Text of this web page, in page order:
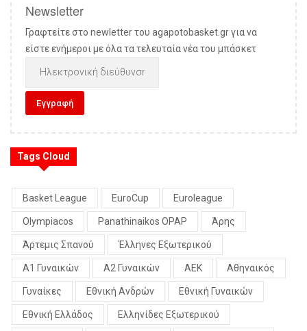
Newsletter
Γραφτείτε στο newletter του agapotobasket.gr για να
είστε ενήμεροι με όλα τα τελευταία νέα του μπάσκετ
Tags Cloud
Basket League EuroCup Euroleague
Olympiacos Panathinaikos OPAP Άρης
Άρτεμις Σπανού Έλληνες Εξωτερικού
Α1 Γυναικών Α2 Γυναικών ΑΕΚ Αθηναικός
Γυναίκες Εθνική Ανδρών Εθνική Γυναικών
Εθνική Ελλάδος Ελληνίδες Εξωτερικού